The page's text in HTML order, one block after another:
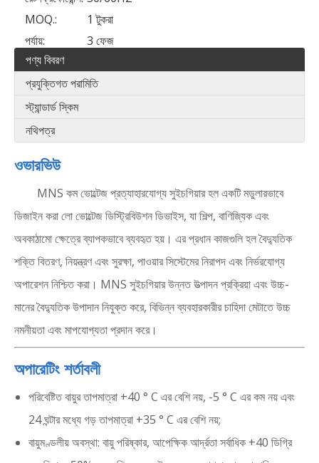
MOQ.:
1 টুকরা
পর্যায়:
3 ফেজ
পণ্য বিবরণ
প্রযুক্তিগত পরামিতি
স্ট্যান্ডার্ড স্কিম
নথিপত্র
ওভারভিউ
MNS কম ভোল্টেজ প্রত্যাহারযোগ্য সুইচগিয়ার হল একটি মডুলারভাবে
ডিজাইন করা লো ভোল্টেজ ডিস্ট্রিবিউশন ডিভাইস, যা শিল্প, বাণিজ্যিক এবং
অবকাঠামো ক্ষেত্রে ব্যাপকভাবে ব্যবহৃত হয়। এর প্রধান কাজগুলি হল বৈদ্যুতিক
শক্তি বিতরণ, নিয়ন্ত্রণ এবং সুরক্ষা, পাওয়ার সিস্টেমের নিরাপদ এবং নির্ভরযোগ্য
অপারেশন নিশ্চিত করা। MNS সুইচগিয়ার উন্নত উত্পাদন প্রক্রিয়া এবং উচ্চ-
মানের বৈদ্যুতিক উপাদান নিযুক্ত করে, বিভিন্ন ব্যবহারকারীর চাহিদা মেটাতে উচ্চ
নমনীয়তা এবং মাপযোগ্যতা প্রদান করে।
অপারেটিং শর্তাবলী
পরিবেষ্টিত বায়ুর তাপমাত্রা +40 ° C এর বেশি নয়, -5 ° C এর কম নয় এবং
24 ঘন্টার মধ্যে গড় তাপমাত্রা +35 ° C এর বেশি নয়;
বায়ুমণ্ডলীয় অবস্থা: বায়ু পরিষ্কার, আপেক্ষিক আর্দ্রতা সর্বাধিক +40 ডিগ্রি